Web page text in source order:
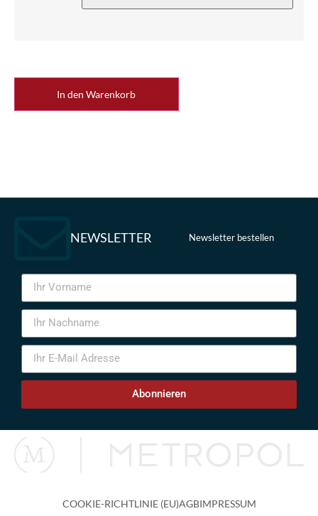
In den Warenkorb
NEWSLETTER Newsletter bestellen
Abonnieren
COOKIE-RICHTLINIE (EU)AGBIMPRESSUM